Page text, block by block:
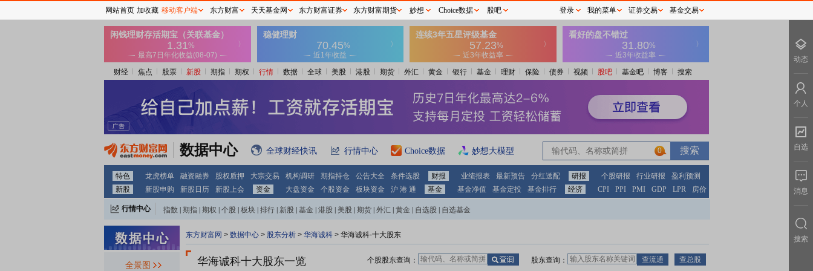
财经 焦点 股票 新股 期指 期权 行情 数据 全球 美股 港股 期货 外汇 黄金 银行 基金 理财 保险 债券 视频 股吧 基金吧 博客 搜索
数据中心 全球财经快讯 行情中心 Choice数据 妙想大模型 0
特色 龙虎榜单 融资融券 股权质押 大宗交易 机构调研 期指持仓 公告大全 条件选股 财报 业绩报表 最新预告 分红送配 研报 个股研报 行业研报
盈利预测
新股
新股申购 新股日历 新股上会 资金 大盘资金 个股资金 板块资金 沪 港 通 基金 基金净值 基金定投 基金排行 经济 CPI PPI PMI GDP LPR 房价
行情中心 指数 期指 期权 个股 板块 排行 新股 基金 港股 美股 期货 外汇 黄金 自选股 自选基金
全景图
东方财富网 > 数据中心 > 股东分析 > 华海诚科 > 华海诚科-十大股东
华海诚科十大股东一览 股东查询：
个股股东查询：
网站首页 加收藏 移动客户端 东方财富 天天基金网 东方财富证券 东方财富期货 妙想 Choice数据 股吧 登录 我的菜单 证券交易 基金交易
动态
个人
自选
消息
搜索